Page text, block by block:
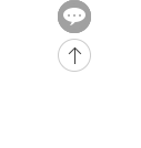
-29520초 전 >
-28916초 전 >
-28875초 전 >